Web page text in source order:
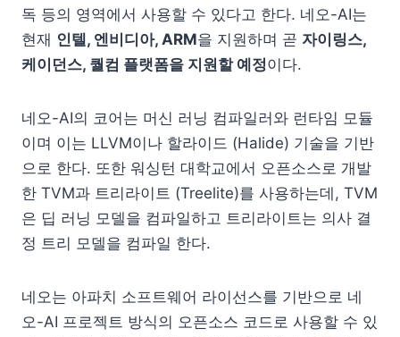
독 등의 영역에서 사용할 수 있다고 한다. 네오-AI는
현재 인텔, 엔비디아, ARM을 지원하며 곧 자이링스,
케이던스, 퀄컴 플랫폼을 지원할 예정이다.
네오-AI의 코어는 머신 러닝 컴파일러와 런타임 모듈
이며 이는 LLVM이나 할라이드 (Halide) 기술을 기반
으로 한다. 또한 워싱턴 대학교에서 오픈소스로 개발
한 TVM과 트리라이트 (Treelite)를 사용하는데, TVM
은 딥 러닝 모델을 컴파일하고 트리라이트는 의사 결
정 트리 모델을 컴파일 한다.
네오는 아파치 소프트웨어 라이선스를 기반으로 네
오-AI 프로젝트 방식의 오픈소스 코드로 사용할 수 있